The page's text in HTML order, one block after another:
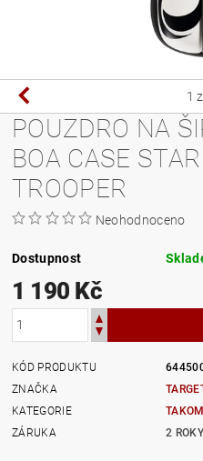
1
POUZDRO NA
BOA CASE
TROOPER
Neohodnoceno
Dostupnost
1 190 Kč
KÓD PRODUKTU
ZNAČKA
KATEGORIE
ZÁRUKA
2 ROKY